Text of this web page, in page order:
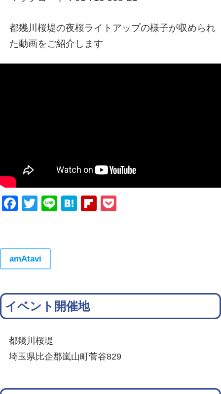
都幾川桜堤の夜桜ライトアップの様子が収められ
た動画をご紹介します
Facebook
Twitter
LineHatenaFlipboard
amAtavi
イベント開催地
都幾川桜堤
埼玉県比企郡嵐山町菅谷829